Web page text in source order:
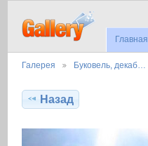
Главная
Галерея Буковель, декаб…
Назад